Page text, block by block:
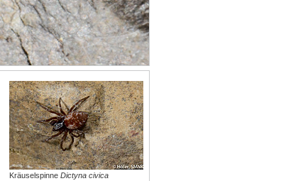
KräuselspinneDictyna civica